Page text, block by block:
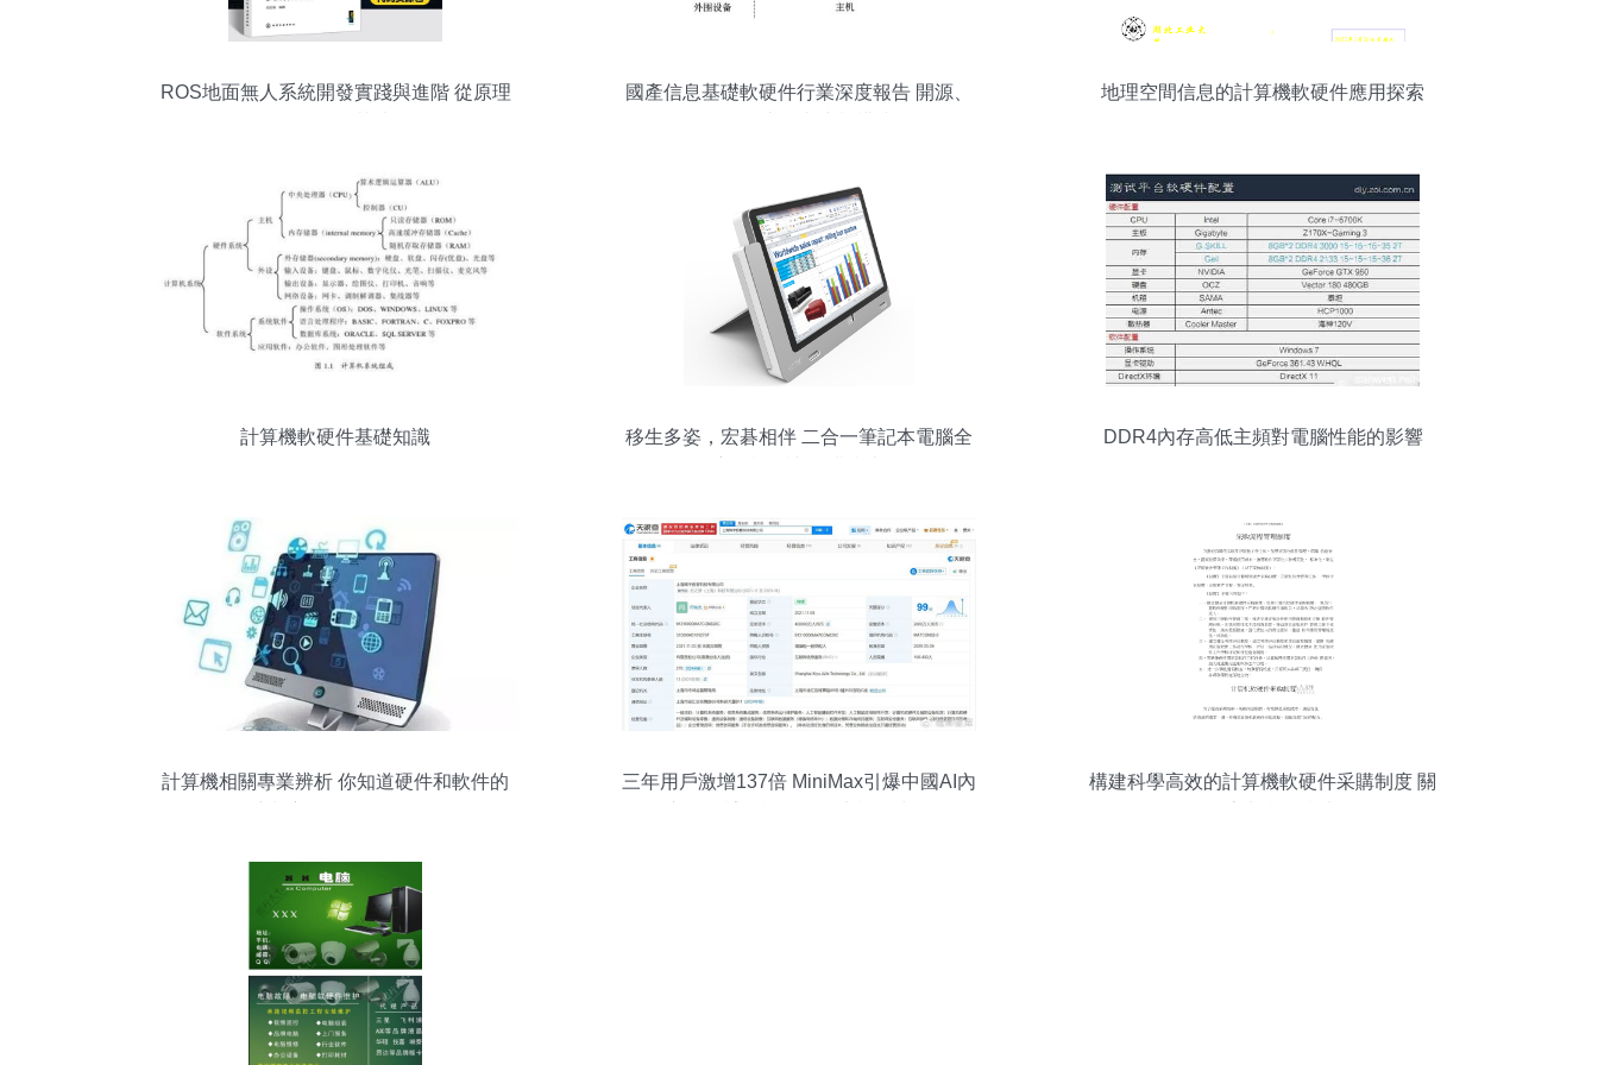
ROS地面無人系統開發實踐與進階 從原理
國產信息基礎軟硬件行業深度報告 開源、
地理空間信息的計算機軟硬件應用探索
計算機軟硬件基礎知識
移生多姿，宏碁相伴 二合一筆記本電腦全
DDR4內存高低主頻對電腦性能的影響
計算機相關專業辨析 你知道硬件和軟件的
三年用戶激增137倍 MiniMax引爆中國AI內
構建科學高效的計算機軟硬件采購制度 關